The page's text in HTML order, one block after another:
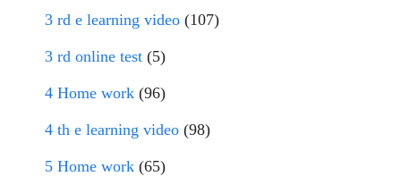
3 rd e learning video (107)
3 rd online test (5)
4 Home work (96)
4 th e learning video (98)
5 Home work (65)